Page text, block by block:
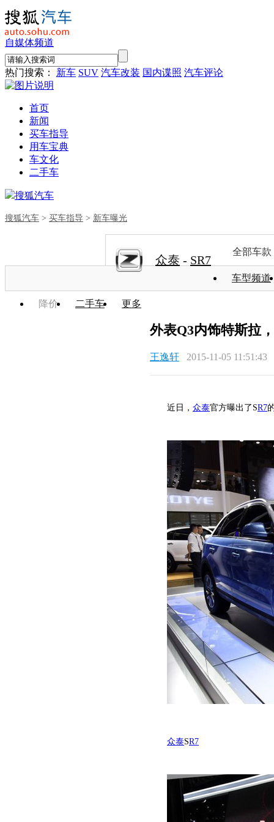
自媒体频道
热门搜索： 新车 SUV 汽车改装 国内谍照 汽车评论
首页
新闻
买车指导
用车宝典
车文化
二手车
搜狐汽车
搜狐汽车 > 买车指导 > 新车曝光
众泰 - SR7
全部车款
车型频道
降价 二手车 更多
外表Q3内饰特斯拉
王逸轩 2015-11-05 11:51:43
近日， 众泰官方曝出了SR7
众泰SR7